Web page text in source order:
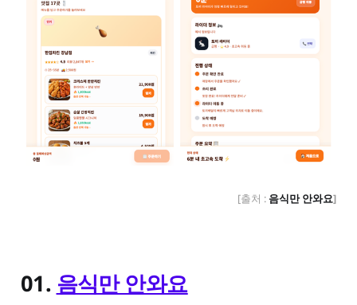
[출처 : 음식만 안와요]
01. 음식만 안와요